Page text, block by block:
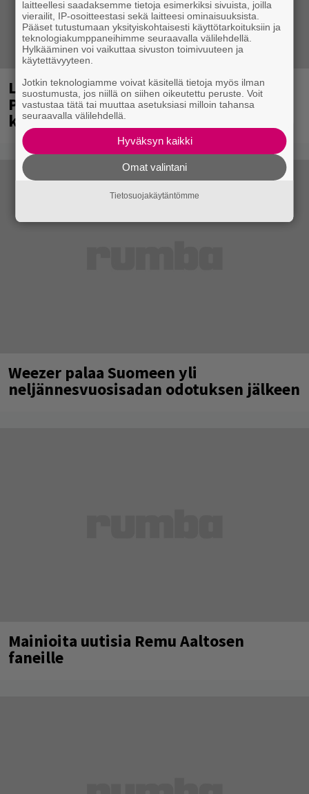
Laittomasta graffitista kiinni jäänyt
Paavo Arhinmäki jälleen spraypullo
kädessä – näitä puolueita ei kiinnosta
Weezer palaa Suomeen yli
neljännesvuosisadan odotuksen jälkeen
Mainioita uutisia Remu Aaltosen
faneille
laitteellesi saadaksemme tietoja esimerkiksi sivuista, joilla
vierailit, IP-osoitteestasi sekä laitteesi ominaisuuksista.
Pääset tutustumaan yksityiskohtaisesti käyttötarkoituksiin ja
teknologiakumppaneihimme seuraavalla välilehdellä.
Hylkääminen voi vaikuttaa sivuston toimivuuteen ja
käytettävyyteen.
Jotkin teknologiamme voivat käsitellä tietoja myös ilman
suostumusta, jos niillä on siihen oikeutettu peruste. Voit
vastustaa tätä tai muuttaa asetuksiasi milloin tahansa
seuraavalla välilehdellä.
Hyväksyn kaikki
Omat valintani
Tietosuojakäytäntömme